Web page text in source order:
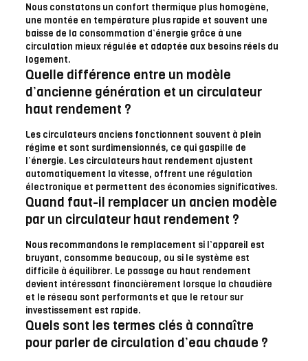
Nous constatons un confort thermique plus homogène,
une montée en température plus rapide et souvent une
baisse de la consommation d’énergie grâce à une
circulation mieux régulée et adaptée aux besoins réels du
logement.
Quelle différence entre un modèle
d’ancienne génération et un circulateur
haut rendement ?
Les circulateurs anciens fonctionnent souvent à plein
régime et sont surdimensionnés, ce qui gaspille de
l’énergie. Les circulateurs haut rendement ajustent
automatiquement la vitesse, offrent une régulation
électronique et permettent des économies significatives.
Quand faut-il remplacer un ancien modèle
par un circulateur haut rendement ?
Nous recommandons le remplacement si l’appareil est
bruyant, consomme beaucoup, ou si le système est
difficile à équilibrer. Le passage au haut rendement
devient intéressant financièrement lorsque la chaudière
et le réseau sont performants et que le retour sur
investissement est rapide.
Quels sont les termes clés à connaître
pour parler de circulation d’eau chaude ?